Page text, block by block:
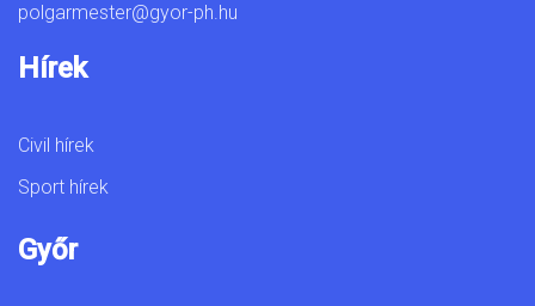
polgarmester@gyor-ph.hu
Hírek
Civil hírek
Sport hírek
Győr